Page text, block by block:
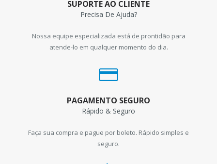
SUPORTE AO CLIENTE
Precisa De Ajuda?
Nossa equipe especializada está de prontidão para
atende-lo em qualquer momento do dia.
PAGAMENTO SEGURO
Rápido & Seguro
Faça sua compra e pague por boleto. Rápido simples e
seguro.